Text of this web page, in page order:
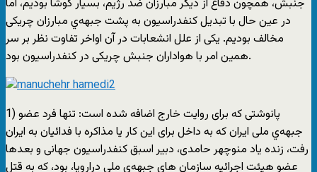
جنبش، همچون دفاع از دیگر مبارزان ضد رژیم، بسیار کوشا بودیم، اما
در عین حال با تبدیل کنفدراسیون به پشت جبهه‌ي مبارزان چریکی
مخالف بودیم. یکی از علل انشعابات در آن اواخر تفاوت نظر بر سر
همین امر با هواداران جنبش چریکی در کنفدراسیون بود.
1) پانوشتی که برای روایت خارج اضافه شده است: تنها فرد عضو
جبهه‌ي ملی ایران که به داخل برای این کار یا مذاکره با فدائیان به ایران
رفت، زنده یاد منوچهر حامدی، دبیر اسبق کنفدراسیون جهانی و بعدها
عضو هیئت اجرائیه سازمان های جبهه‌ي ملی دراروپا، بود، که به قتل